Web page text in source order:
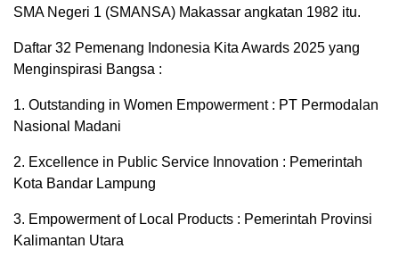
SMA Negeri 1 (SMANSA) Makassar angkatan 1982 itu.
Daftar 32 Pemenang Indonesia Kita Awards 2025 yang
Menginspirasi Bangsa :
1. Outstanding in Women Empowerment : PT Permodalan
Nasional Madani
2. Excellence in Public Service Innovation : Pemerintah
Kota Bandar Lampung
3. Empowerment of Local Products : Pemerintah Provinsi
Kalimantan Utara